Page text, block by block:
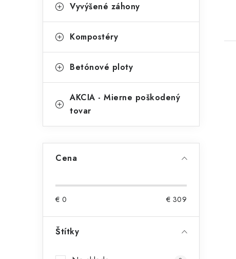
Vyvýšené záhony
Kompostéry
Betónové ploty
AKCIA - Mierne poškodený
tovar
Cena
€ 0 € 309
Štítky